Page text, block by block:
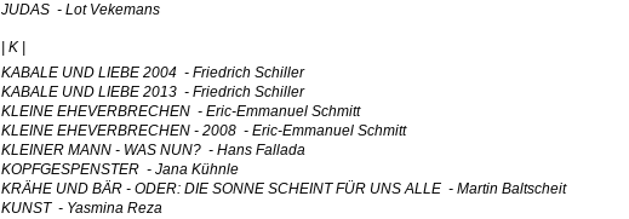
JUDAS - Lot Vekemans
| K |
KABALE UND LIEBE 2004 - Friedrich Schiller
KABALE UND LIEBE 2013 - Friedrich Schiller
KLEINE EHEVERBRECHEN - Eric-Emmanuel Schmitt
KLEINE EHEVERBRECHEN - 2008 - Eric-Emmanuel Schmitt
KLEINER MANN - WAS NUN? - Hans Fallada
KOPFGESPENSTER - Jana Kühnle
KRÄHE UND BÄR - ODER: DIE SONNE SCHEINT FÜR UNS ALLE - Martin Baltscheit
KUNST - Yasmina Reza